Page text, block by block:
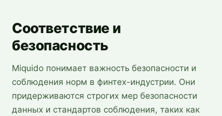
Соответствие и
безопасность
Miquido понимает важность безопасности и
соблюдения норм в финтех-индустрии. Они
придерживаются строгих мер безопасности
данных и стандартов соблюдения, таких как